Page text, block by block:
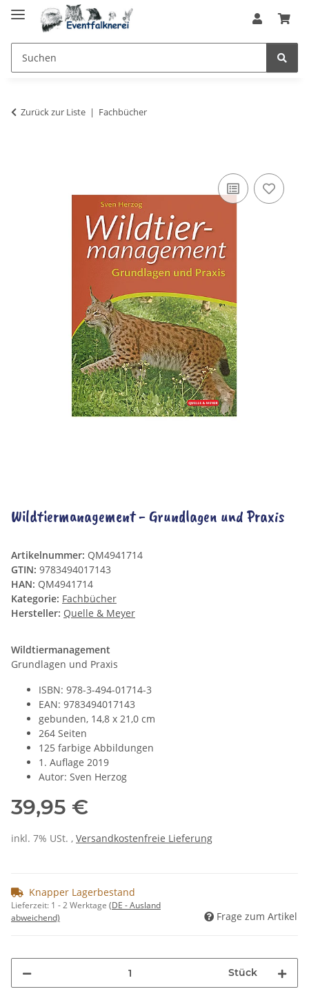
Zurück zur Liste Fachbücher
Wildtiermanagement - Grundlagen und Praxis
Artikelnummer: QM4941714
GTIN: 9783494017143
HAN: QM4941714
Kategorie: Fachbücher
Hersteller: Quelle & Meyer
Wildtiermanagement
Grundlagen und Praxis
ISBN: 978-3-494-01714-3
EAN: 9783494017143
gebunden, 14,8 x 21,0 cm
264 Seiten
125 farbige Abbildungen
1. Auflage 2019
Autor: Sven Herzog
39,95 €
inkl. 7% USt. , Versandkostenfreie Lieferung
Knapper Lagerbestand
Lieferzeit: 1 - 2 Werktage (DE - Ausland
abweichend)
Frage zum Artikel
Stück